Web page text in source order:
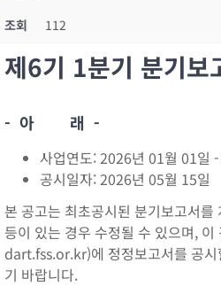
조회
112
제6기 1분기 분기보
- 아 래 -
사업연도: 2026년 01월 01일
공시일자: 2026년 05월 15일
본 공고는 최초공시된 분기보고서를
등이 있는 경우 수정될 수 있으며,
dart.fss.or.kr)에 정정보고서를 공시
기 바랍니다.